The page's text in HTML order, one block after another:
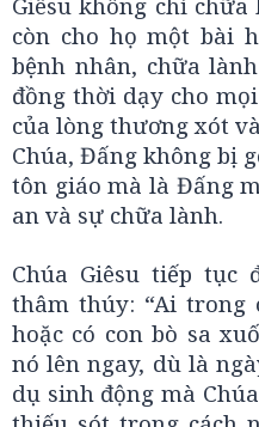
còn cho họ một bài
bệnh nhân, chữa
đồng thời dạy cho
của lòng thương xót
Chúa, Đấng không bị
tôn giáo mà là Đấng
an và sự chữa lành.
Chúa Giêsu tiếp
thâm thúy: “Ai trong
hoặc có con bò sa
nó lên ngay, dù là
dụ sinh động mà